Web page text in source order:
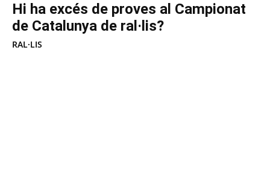
Hi ha excés de proves al Campionat
de Catalunya de ral·lis?
RAL·LIS